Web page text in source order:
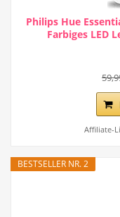
Philips Hue
Farbiges LED
Affiliate-
BESTSELLER NR. 2